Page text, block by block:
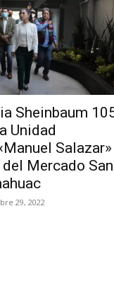
Sheinbaum
Unidad
Mercado San
29, 2022